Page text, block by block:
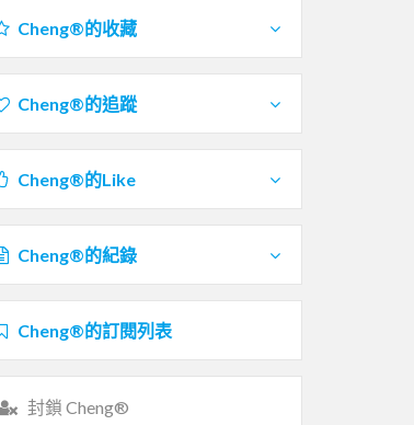
Cheng®的收藏
Cheng®的追蹤
Cheng®的Like
Cheng®的紀錄
Cheng®的訂閱列表
封鎖 Cheng®